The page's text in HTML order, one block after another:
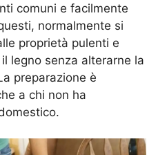
comuni e facilmente
normalmente si
proprietà pulenti e
legno senza alterarne la
preparazione è
a chi non ha